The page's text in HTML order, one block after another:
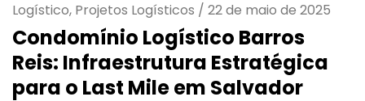
Logístico, Projetos Logísticos / 22 de maio de 2025
Condomínio Logístico Barros
Reis: Infraestrutura Estratégica
para o Last Mile em Salvador